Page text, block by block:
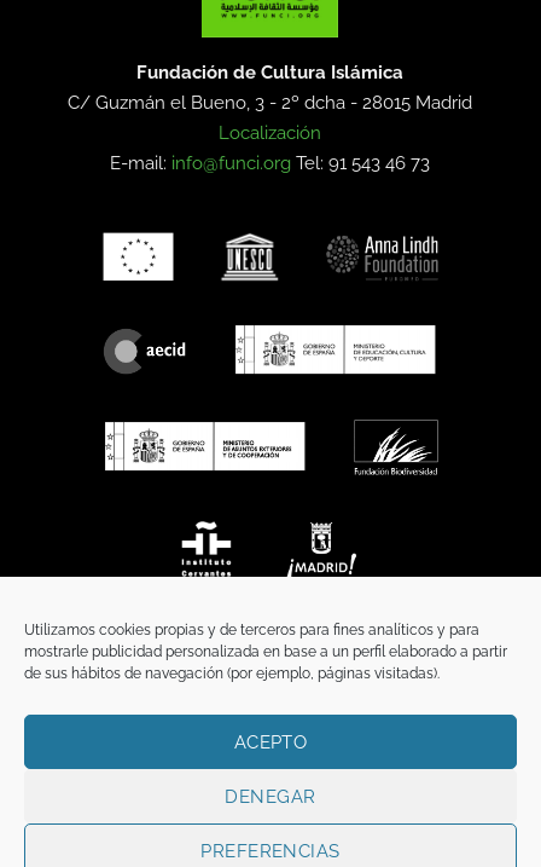
Utilizamos cookies propias y de terceros para fines analíticos y para
mostrarle publicidad personalizada en base a un perfil elaborado a partir
de sus hábitos de navegación (por ejemplo, páginas visitadas).
ACEPTO
DENEGAR
PREFERENCIAS
Fundación de Cultura Islámica
C/ Guzmán el Bueno, 3 - 2º dcha -28015 Madrid
Localización
E-mail: info@funci.org Tel: 91 543 46 73
TÉRMINOS Y CONDICIONES
Copyright 2026 ©FunciFUNCI es titular de los derechos de propiedad
intelectual e industrial de este sitio web, y es también titular o tiene la